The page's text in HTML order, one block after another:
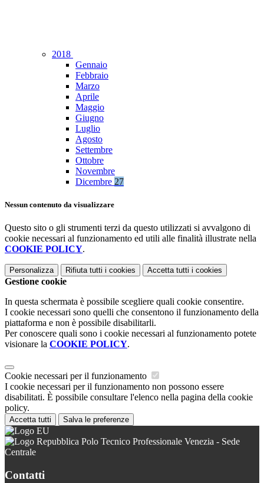
2018
Gennaio
Febbraio
Marzo
Aprile
Maggio
Giugno
Luglio
Agosto
Settembre
Ottobre
Novembre
Dicembre 27
Nessun contenuto da visualizzare
Questo sito o gli strumenti terzi da questo utilizzati si avvalgono di
cookie necessari al funzionamento ed utili alle finalità illustrate nella
COOKIE POLICY.
Personalizza Rifiuta tutti i cookies Accetta tutti i cookies
Gestione cookie
In questa schermata è possibile scegliere quali cookie consentire.
I cookie necessari sono quelli che consentono il funzionamento della
piattaforma e non è possibile disabilitarli.
Per conoscere quali sono i cookie necessari al funzionamento potete
visionare la COOKIE POLICY.
Cookie necessari per il funzionamento
I cookie necessari per il funzionamento non possono essere
disabilitati. È possibile consultare l'elenco nella pagina della cookie
policy.
Accetta tutti Salva le preferenze
Polo Tecnico Professionale Venezia - Sede
Centrale
Contatti